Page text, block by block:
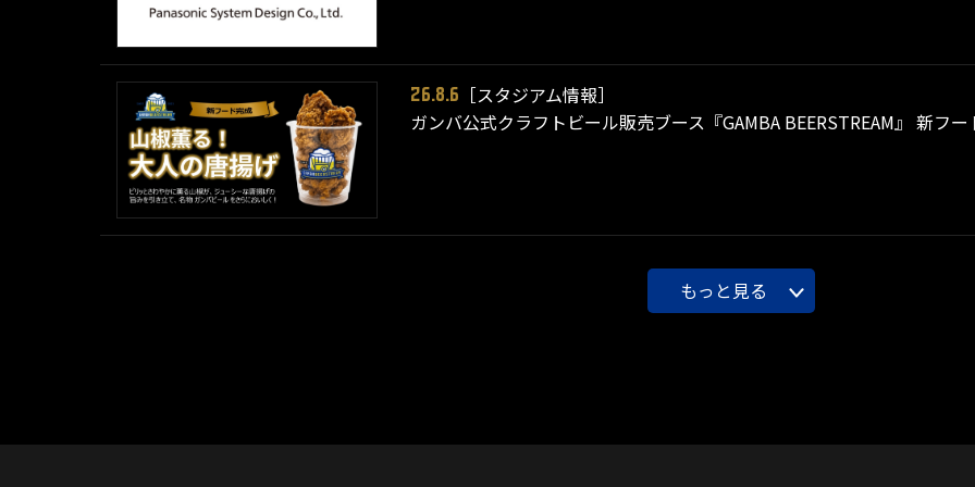
26.8.6
［スタジアム情報］
ガンバ公式クラフトビール販売ブース『GAMBA BEERSTREAM』 新フ
もっと見る